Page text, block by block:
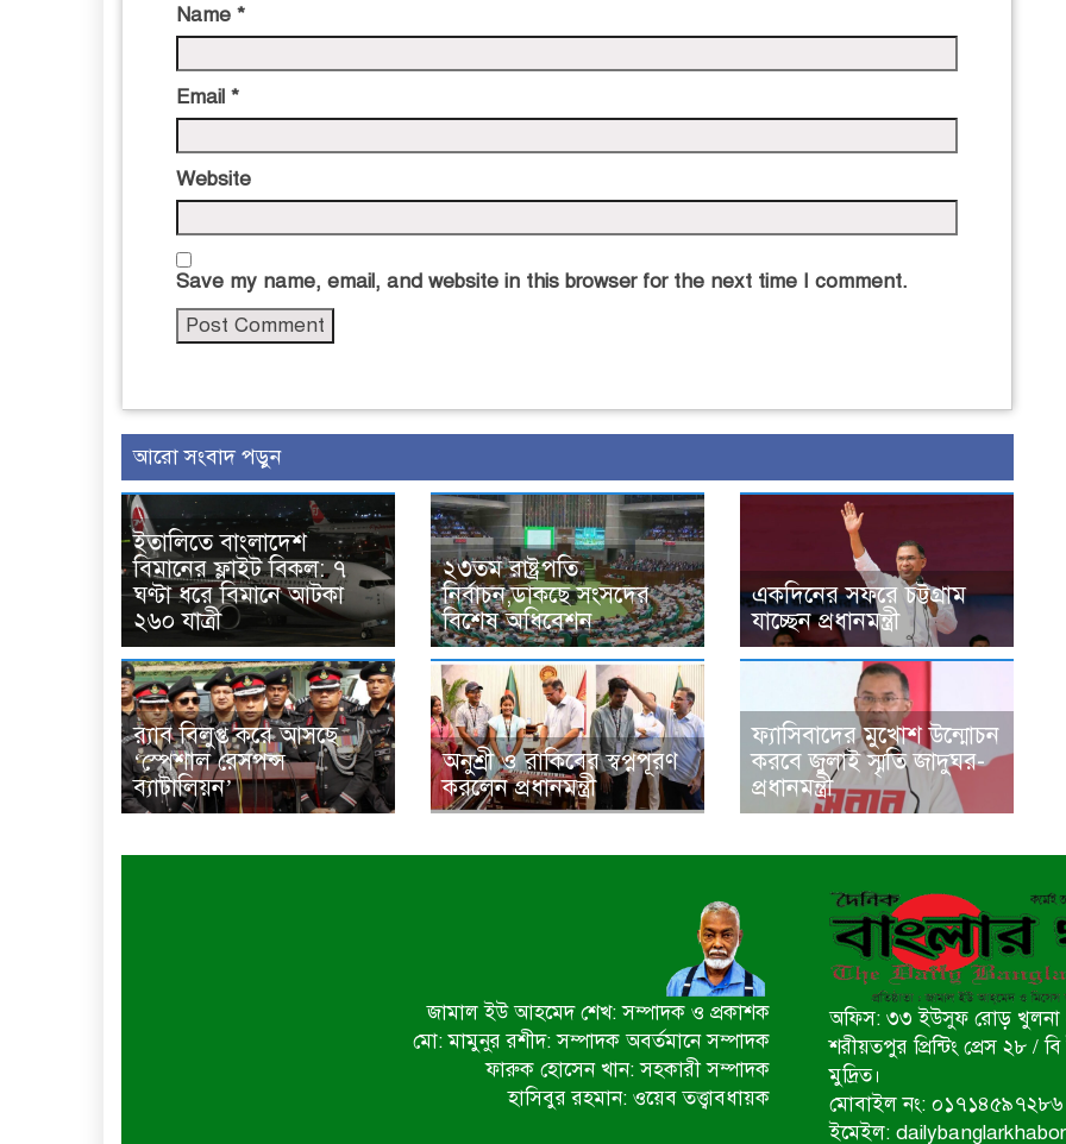
Name *
Email *
Website
Save my name, email, and website in this browser for the next time I comment.
আরো সংবাদ পড়ুন
ইতালিতে বাংলাদেশ
বিমানের ফ্লাইট বিকল: ৭
ঘণ্টা ধরে বিমানে আটকা
২৬০ যাত্রী
২৩তম রাষ্ট্রপতি
নির্বাচন,ডাকছে সংসদের
বিশেষ অধিবেশন
একদিনের সফরে চট্টগ্রাম
যাচ্ছেন প্রধানমন্ত্রী
র‌্যাব বিলুপ্ত করে আসছে
‘স্পেশাল রেসপন্স
ব্যাটালিয়ন’
অনুশ্রী ও রাকিবের স্বপ্নপূরণ
করলেন প্রধানমন্ত্রী
ফ্যাসিবাদের মুখোশ উন্মোচন
করবে জুলাই স্মৃতি জাদুঘর-
প্রধানমন্ত্রী
জামাল ইউ আহমেদ শেখ: সম্পাদক ও প্রকাশক
মো: মামুনুর রশীদ: সম্পাদক অবর্তমানে সম্পাদক
ফারুক হোসেন খান: সহকারী সম্পাদক
হাসিবুর রহমান: ওয়েব তত্ত্বাবধায়ক
অফিস: ৩৩ ইউসুফ রোড় খুলনা
শরীয়তপুর প্রিন্টিং প্রেস ২৮ /
মুদ্রিত।
মোবাইল নং: ০১৭১৪৫৯৭২৮৬
ইমেইল: